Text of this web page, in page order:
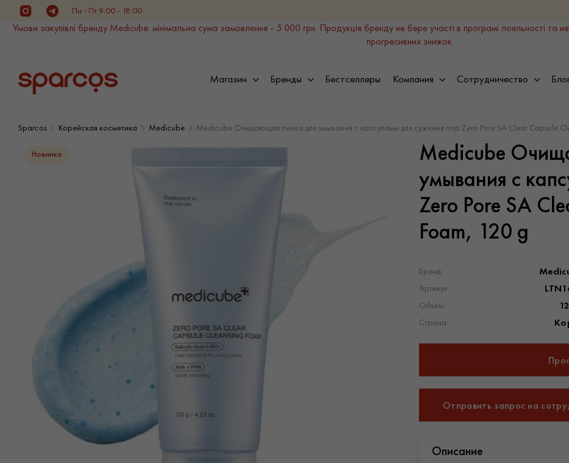
InstagramTelegramПн - Пт 9:00 - 18:00
Умови закупівлі бренду Medicube: мінімальна сума замовлення - 5 000 грн. Продукція бренду не бере участі в програмі лояльності та
прогресивних знижок.
Магазин Бренды Бестселлеры Компания Сотрудничество
Sparcos Корейская косметика Medicube Medicube Очищающая пенка для умывания с капсулами для сужения пор Zero Pore SA Clear Capsule
Новинка
Medicube
умывания с
Zero Pore SA
Foam, 120 g
Бренд:
Артикул:
Объем:
Страна:
Отправить запрос на
Описание